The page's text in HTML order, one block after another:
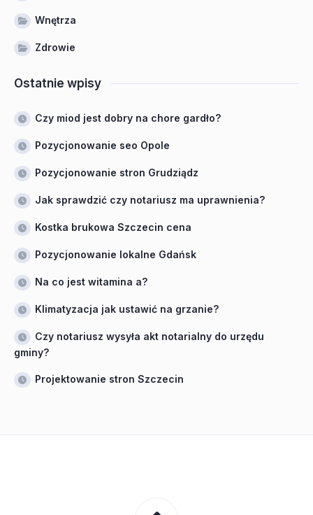
Wnętrza
Zdrowie
Ostatnie wpisy
Czy miod jest dobry na chore gardło?
Pozycjonowanie seo Opole
Pozycjonowanie stron Grudziądz
Jak sprawdzić czy notariusz ma uprawnienia?
Kostka brukowa Szczecin cena
Pozycjonowanie lokalne Gdańsk
Na co jest witamina a?
Klimatyzacja jak ustawić na grzanie?
Czy notariusz wysyła akt notarialny do urzędu
gminy?
Projektowanie stron Szczecin